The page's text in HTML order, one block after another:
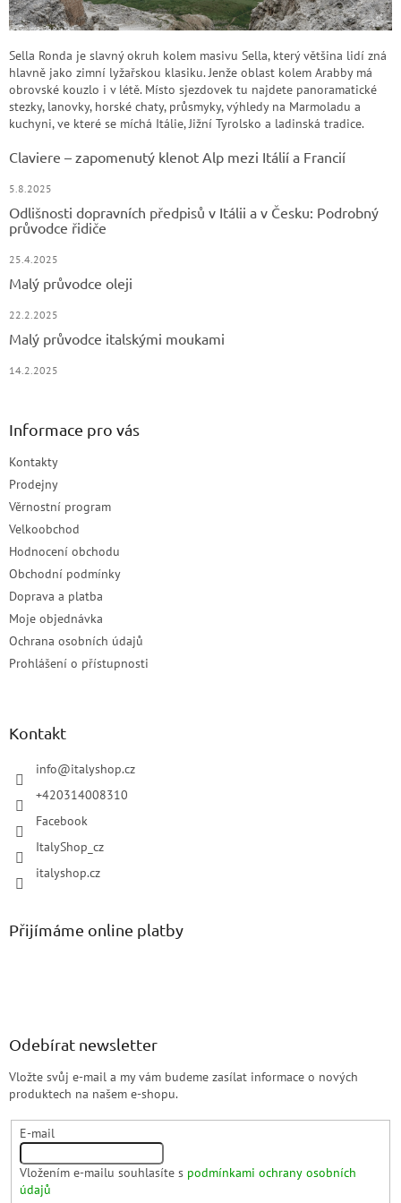
Sella Ronda je slavný okruh kolem masivu Sella, který většina lidí zná
hlavně jako zimní lyžařskou klasiku. Jenže oblast kolem Arabby má
obrovské kouzlo i v létě. Místo sjezdovek tu najdete panoramatické
stezky, lanovky, horské chaty, průsmyky, výhledy na Marmoladu a
kuchyni, ve které se míchá Itálie, Jižní Tyrolsko a ladinská tradice.
Claviere – zapomenutý klenot Alp mezi Itálií a Francií
5.8.2025
Odlišnosti dopravních předpisů v Itálii a v Česku: Podrobný
průvodce řidiče
25.4.2025
Malý průvodce oleji
22.2.2025
Malý průvodce italskými moukami
14.2.2025
Informace pro vás
Kontakty
Prodejny
Věrnostní program
Velkoobchod
Hodnocení obchodu
Obchodní podmínky
Doprava a platba
Moje objednávka
Ochrana osobních údajů
Prohlášení o přístupnosti
Kontakt
info@italyshop.cz
+420314008310
Facebook
ItalyShop_cz
italyshop.cz
Přijímáme online platby
Odebírat newsletter
Vložte svůj e-mail a my vám budeme zasílat informace o nových
produktech na našem e-shopu.
E-mail
Vložením e-mailu souhlasíte s podmínkami ochrany osobních
údajů